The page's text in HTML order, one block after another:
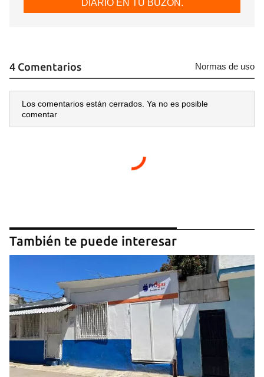
DIARIO EN TU BUZÓN.
4 Comentarios Normas de uso
Los comentarios están cerrados. Ya no es posible
comentar
También te puede interesar